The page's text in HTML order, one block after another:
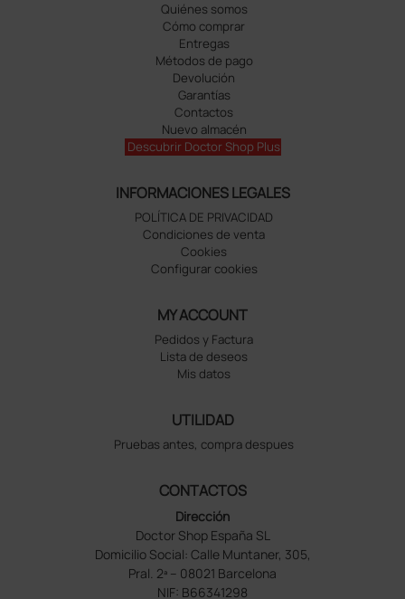
Quiénes somos
Cómo comprar
Entregas
Métodos de pago
Devolución
Garantías
Contactos
Nuevo almacén
Descubrir Doctor Shop Plus
INFORMACIONES LEGALES
POLÍTICA DE PRIVACIDAD
Condiciones de venta
Cookies
Configurar cookies
MY ACCOUNT
Pedidos y Factura
Lista de deseos
Mis datos
UTILIDAD
Pruebas antes, compra despues
CONTACTOS
Dirección
Doctor Shop España SL
Domicilio Social: Calle Muntaner, 305,
Pral. 2ª – 08021 Barcelona
NIF: B66341298